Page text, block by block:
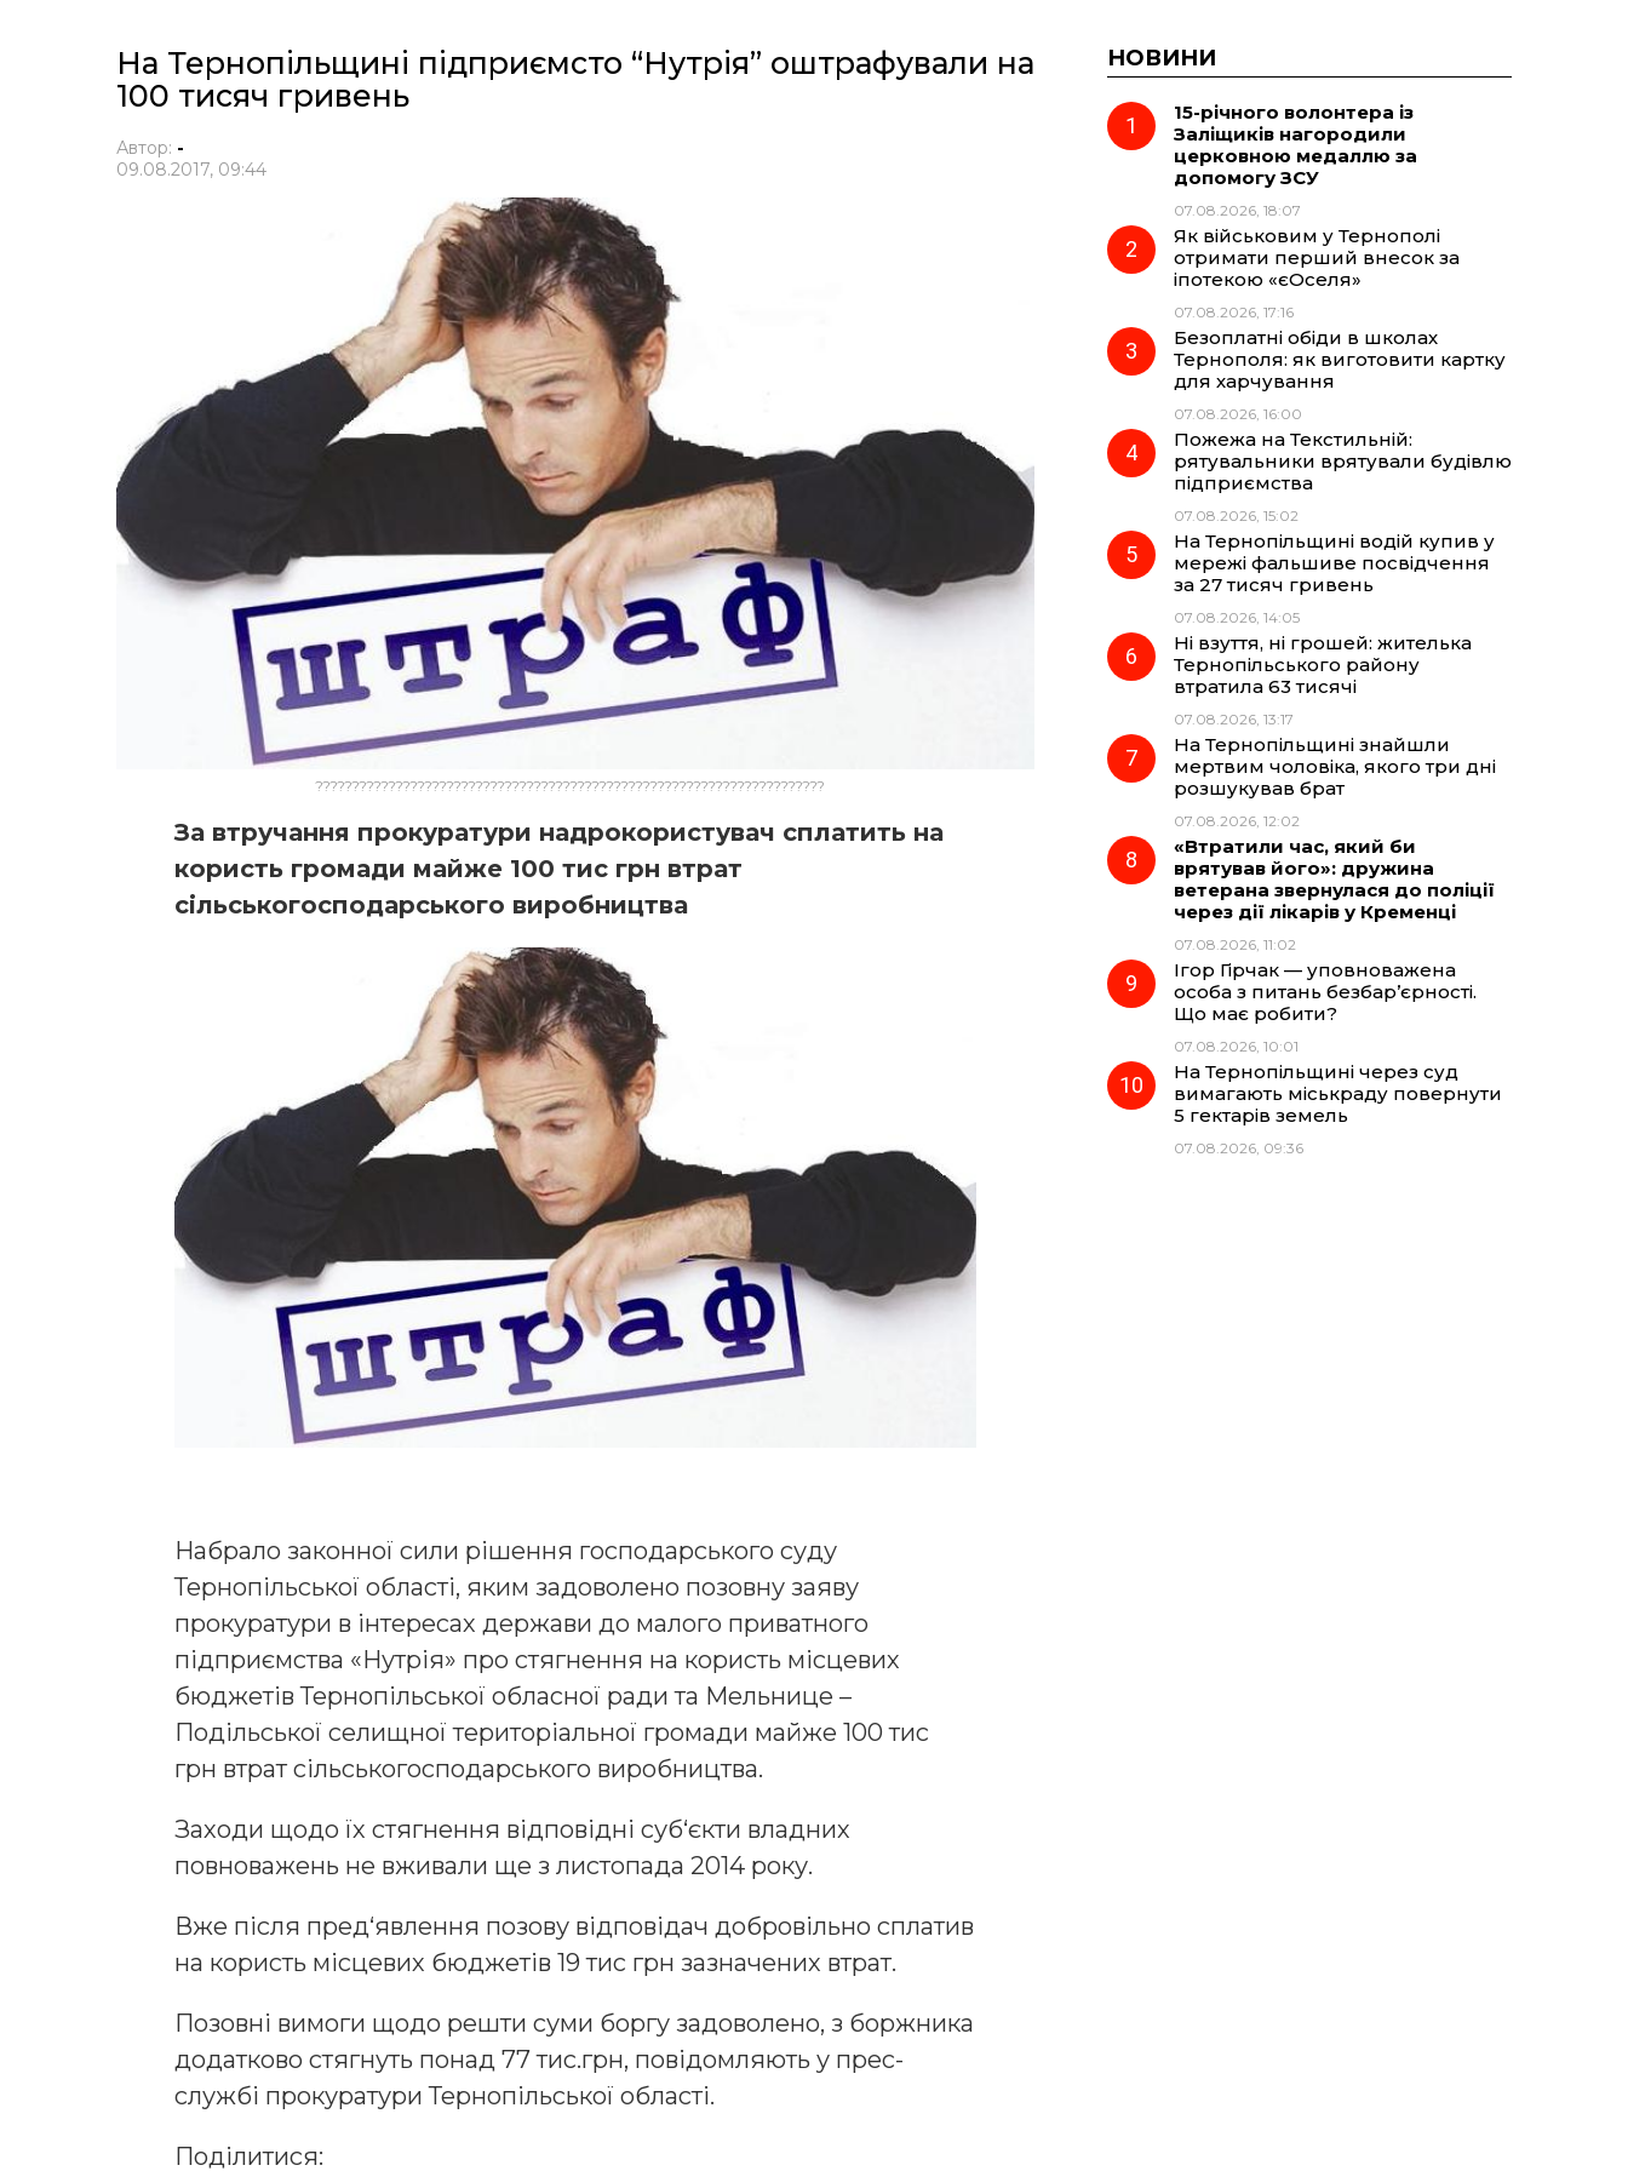
На Тернопільщині підприємсто “Нутрія” оштрафували на
100 тисяч гривень
Автор: -
09.08.2017, 09:44
??????????????????????????????????????????????????????????????????????
За втручання прокуратури надрокористувач сплатить на
користь громади майже 100 тис грн втрат
сільськогосподарського виробництва
Набрало законної сили рішення господарського суду
Тернопільської області, яким задоволено позовну заяву
прокуратури в інтересах держави до малого приватного
підприємства «Нутрія» про стягнення на користь місцевих
бюджетів Тернопільської обласної ради та Мельнице –
Подільської селищної територіальної громади майже 100 тис
грн втрат сільськогосподарського виробництва.
Заходи щодо їх стягнення відповідні суб‘єкти владних
повноважень не вживали ще з листопада 2014 року.
Вже після пред‘явлення позову відповідач добровільно сплатив
на користь місцевих бюджетів 19 тис грн зазначених втрат.
Позовні вимоги щодо решти суми боргу задоволено, з боржника
додатково стягнуть понад 77 тис.грн, повідомляють у прес-
службі прокуратури Тернопільської області.
Поділитися:
НОВИНИ
15-річного волонтера із
Заліщиків нагородили
церковною медаллю за
допомогу ЗСУ
07.08.2026, 18:07
Як військовим у Тернополі
отримати перший внесок за
іпотекою «єОселя»
07.08.2026, 17:16
Безоплатні обіди в школах
Тернополя: як виготовити картку
для харчування
07.08.2026, 16:00
Пожежа на Текстильній:
рятувальники врятували будівлю
підприємства
07.08.2026, 15:02
На Тернопільщині водій купив у
мережі фальшиве посвідчення
за 27 тисяч гривень
07.08.2026, 14:05
Ні взуття, ні грошей: жителька
Тернопільського району
втратила 63 тисячі
07.08.2026, 13:17
На Тернопільщині знайшли
мертвим чоловіка, якого три дні
розшукував брат
07.08.2026, 12:02
«Втратили час, який би
врятував його»: дружина
ветерана звернулася до поліції
через дії лікарів у Кременці
07.08.2026, 11:02
Ігор Гірчак — уповноважена
особа з питань безбар’єрності.
Що має робити?
07.08.2026, 10:01
На Тернопільщині через суд
вимагають міськраду повернути
5 гектарів земель
07.08.2026, 09:36